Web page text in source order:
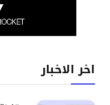
اخر الاخبار